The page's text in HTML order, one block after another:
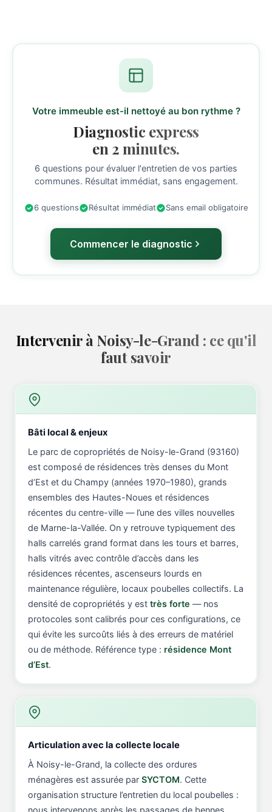
Votre immeuble est-il nettoyé au bon rythme ?
Diagnostic express
en 2 minutes.
6 questions pour évaluer l'entretien de vos parties
communes. Résultat immédiat, sans engagement.
6 questions Résultat immédiat Sans email obligatoire
Commencer le diagnostic
Intervenir à Noisy-le-Grand : ce qu'il
faut savoir
Bâti local & enjeux
Le parc de copropriétés de Noisy-le-Grand (93160)
est composé de résidences très denses du Mont
d’Est et du Champy (années 1970–1980), grands
ensembles des Hautes-Noues et résidences
récentes du centre-ville — l’une des villes nouvelles
de Marne-la-Vallée. On y retrouve typiquement des
halls carrelés grand format dans les tours et barres,
halls vitrés avec contrôle d’accès dans les
résidences récentes, ascenseurs lourds en
maintenance régulière, locaux poubelles collectifs. La
densité de copropriétés y est très forte — nos
protocoles sont calibrés pour ces configurations, ce
qui évite les surcoûts liés à des erreurs de matériel
ou de méthode. Référence type : résidence Mont
d’Est.
Articulation avec la collecte locale
À Noisy-le-Grand, la collecte des ordures
ménagères est assurée par SYCTOM. Cette
organisation structure l’entretien du local poubelles :